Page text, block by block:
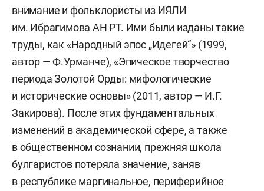
внимание и фольклористы из ИЯЛИ
им. Ибрагимова АН РТ. Ими были изданы такие
труды, как «Народный эпос „Идегей“» (1999,
автор — Ф.Урманче), «Эпическое творчество
периода Золотой Орды: мифологические
и исторические основы» (2011, автор — И.Г.
Закирова). После этих фундаментальных
изменений в академической сфере, а также
в общественном сознании, прежняя школа
булгаристов потеряла значение, заняв
в республике маргинальное, периферийное